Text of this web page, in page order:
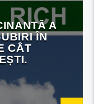
A
ÎN
CÂT